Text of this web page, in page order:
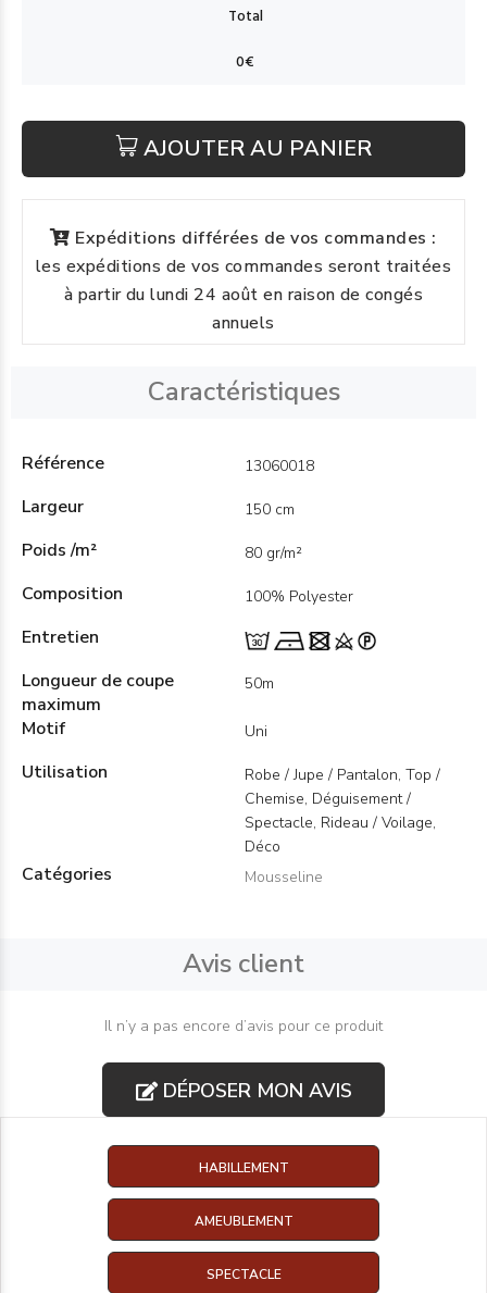
AJOUTER AU PANIER
Expéditions différées de vos commandes :
les expéditions de vos commandes seront traitées
à partir du lundi 24 août en raison de congés
annuels
Caractéristiques
Référence 13060018
Largeur 150 cm
Poids /m² 80 gr/m²
Composition 100% Polyester
Entretien
Longueur de coupe
maximum
50m
Motif Uni
Utilisation
Robe / Jupe / Pantalon, Top /
Chemise, Déguisement /
Spectacle, Rideau / Voilage,
Déco
Catégories Mousseline
Avis client
Il n’y a pas encore d’avis pour ce produit
DÉPOSER MON AVIS
HABILLEMENT
AMEUBLEMENT
SPECTACLE